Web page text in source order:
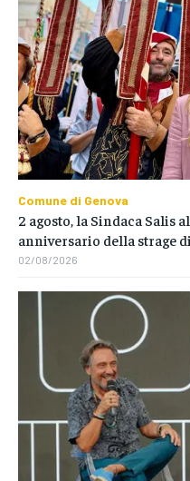
Comune di Genova
2 agosto, la Sindaca Salis
anniversario della strage
02/08/2026